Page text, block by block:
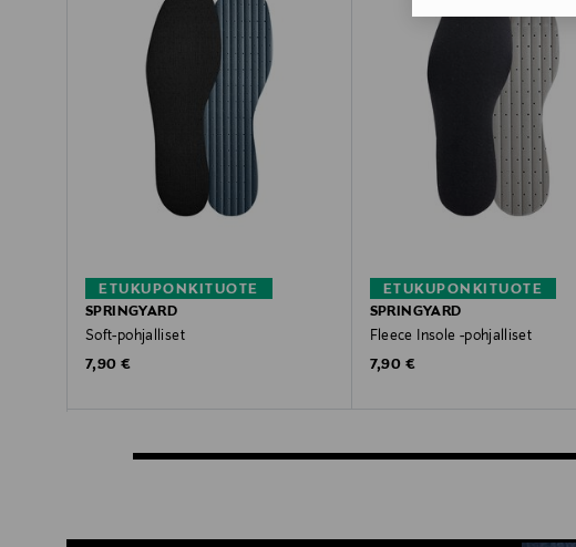
ETUKUPONKITUOTE
SPRINGYARD
Soft-pohjalliset
Original Price
7,90 €
ETUKUPONKITUOTE
SPRINGYARD
Fleece Insole -pohjalliset
Original Price
7,90 €